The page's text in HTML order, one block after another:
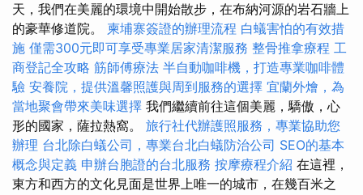
天，我們在美麗的環境中開始散步，在布納河源的岩石牆上
的豪華修道院。 柬埔寨簽證的辦理流程 白蟻害怕的有效措
施 僅需300元即可享受專業居家清潔服務 整骨推拿療程 工
商登記全攻略 筋師傅療法 半自動咖啡機，打造專業咖啡體
驗 安養院，提供溫馨照護與周到服務的選擇 宜蘭外燴，為
當地聚會帶來美味選擇 我們繼續前往這個美麗，驕傲，心
形的國家，薩拉熱窩。 旅行社代辦護照服務，專業協助您
辦理 台北除白蟻公司，專業台北白蟻防治公司 SEO的基本
概念與定義 申辦台胞證的台北服務 按摩療程介紹 在這裡，
東方和西方的文化見面是世界上唯一的城市，在幾百米之